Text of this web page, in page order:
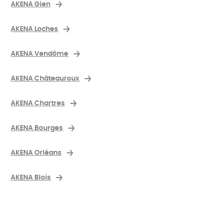
AKENA Gien
AKENA Loches
AKENA Vendôme
AKENA Châteauroux
AKENA Chartres
AKENA Bourges
AKENA Orléans
AKENA Blois